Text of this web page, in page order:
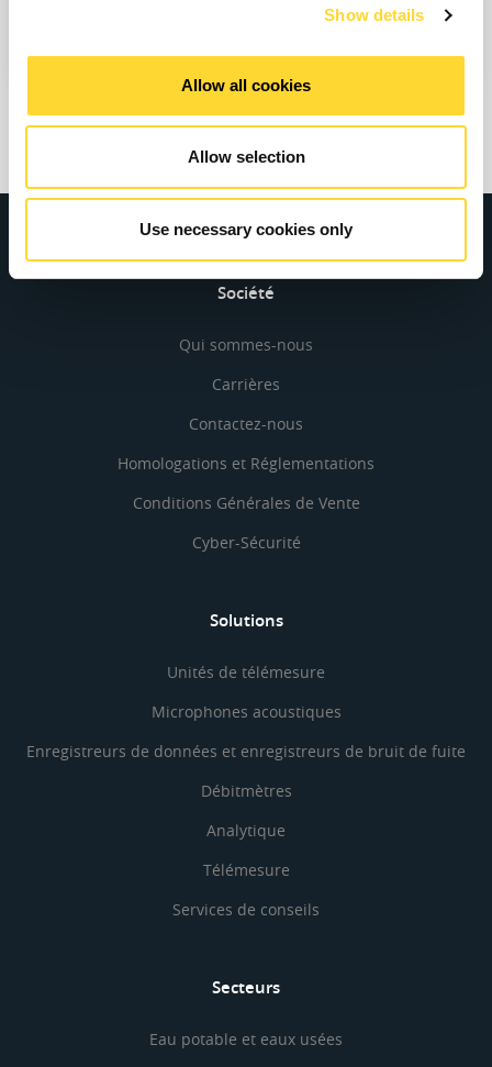
Show details
Allow all cookies
Allow selection
Use necessary cookies only
d’équipement et les infrastructures nationales critiques dans le
monde entier. Pour en savoir plus.
Société
Qui sommes-nous
Carrières
Contactez-nous
Homologations et Réglementations
Conditions Générales de Vente
Cyber-Sécurité
Solutions
Unités de télémesure
Microphones acoustiques
Enregistreurs de données et enregistreurs de bruit de fuite
Débitmètres
Analytique
Télémesure
Services de conseils
Secteurs
Eau potable et eaux usées